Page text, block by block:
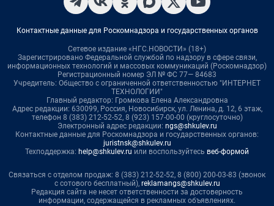
Контактные данные для Роскомнадзора и государственных органов
Сетевое издание «НГС.НОВОСТИ» (18+)
Зарегистрировано Федеральной службой по надзору в сфере связи,
информационных технологий и массовых коммуникаций (Роскомнадзор)
Регистрационный номер ЭЛ № ФС 77— 84683
Учредитель: Общество с ограниченной ответственностью "ИНТЕРНЕТ
ТЕХНОЛОГИИ"
Главный редактор: Громкова Елена Александровна
Адрес редакции: 630099, Россия, Новосибирск, ул. Ленина, д. 12, 6 этаж,
телефон 8 (383) 212-52-52, 8 (923) 157-00-00 (круглосуточно)
Электронный адрес редакции: ngs@shkulev.ru
Контактные данные для Роскомнадзора и государственных органов:
juristnsk@shkulev.ru
Техподдержка: help@shkulev.ru или воспользуйтесь веб-формой
Связаться с отделом продаж: 8 (383) 212-52-52, 8 (800) 200-03-83 (звонок
с сотового бесплатный), reklamangs@shkulev.ru
Редакция сайта не несет ответственности за достоверность
информации, содержащейся в рекламных объявлениях.